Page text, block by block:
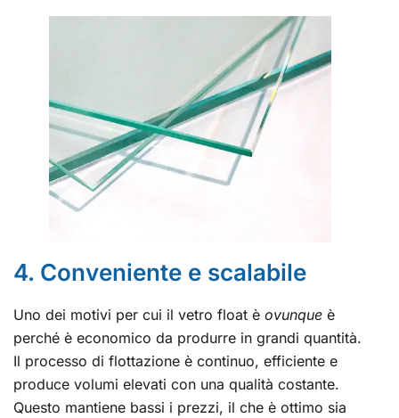
4. Conveniente e scalabile
Uno dei motivi per cui il vetro float è ovunque è
perché è economico da produrre in grandi quantità.
Il processo di flottazione è continuo, efficiente e
produce volumi elevati con una qualità costante.
Questo mantiene bassi i prezzi, il che è ottimo sia